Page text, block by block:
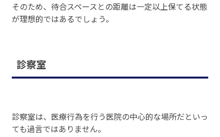
そのため、待合スペースとの距離は一定以上保てる状態
が理想的ではあるでしょう。
診察室
診察室は、医療行為を行う医院の中心的な場所だといっ
ても過言ではありません。